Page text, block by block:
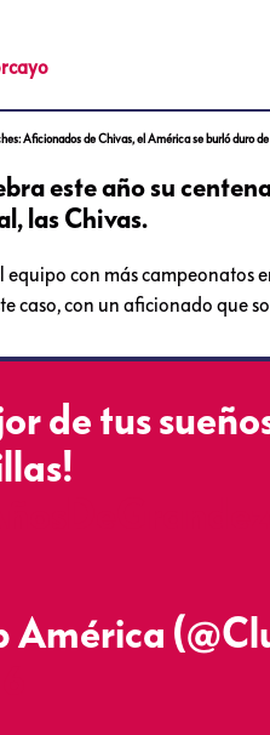
Aficionados de Chivas, el América se burló duro de
este año su
las Chivas.
equipo con más campeonatos
caso, con un aficionado que
de tus
América